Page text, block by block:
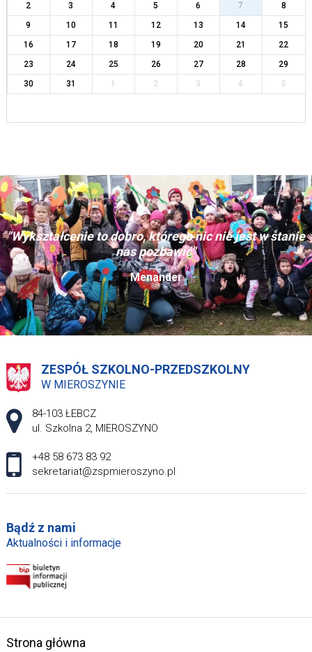
2
3 4 5 6 7
8
9
10 11 12 13 14
15
16
17 18 19 20 21
22
23
24 25 26 27 28
29
30
31 1 2 3 4 5
"Wykształcenie to dobro, którego nic nie jest w stanie
nas pozbawić"
Menander
ZESPÓŁ SZKOLNO-PRZEDSZKOLNY
W MIEROSZYNIE
Adres pocztowy:
84-103 ŁEBCZ
ul. Szkolna 2, MIEROSZYNO
+48 58 673 83 92
sekretariat@zspmieroszyno.pl
Bądź z nami
Aktualności i informacje
Strona główna